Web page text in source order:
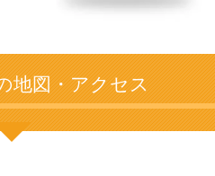
地図・アクセス